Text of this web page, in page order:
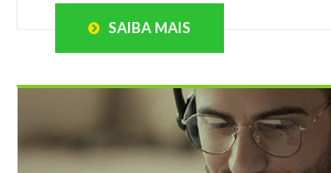
SAIBA MAIS